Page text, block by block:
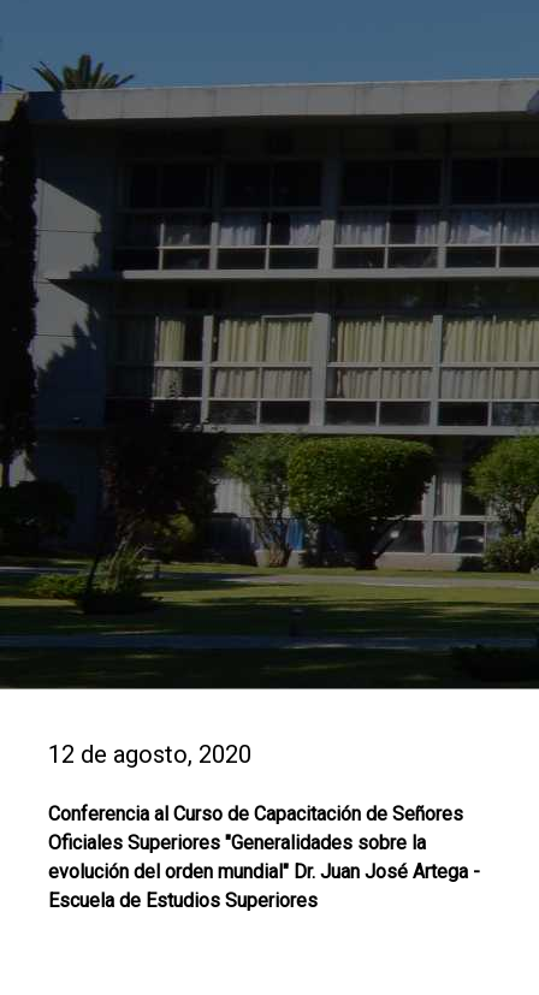
12 de agosto, 2020
Conferencia al Curso de Capacitación de Señores
Oficiales Superiores "Generalidades sobre la
evolución del orden mundial" Dr. Juan José Artega -
Escuela de Estudios Superiores